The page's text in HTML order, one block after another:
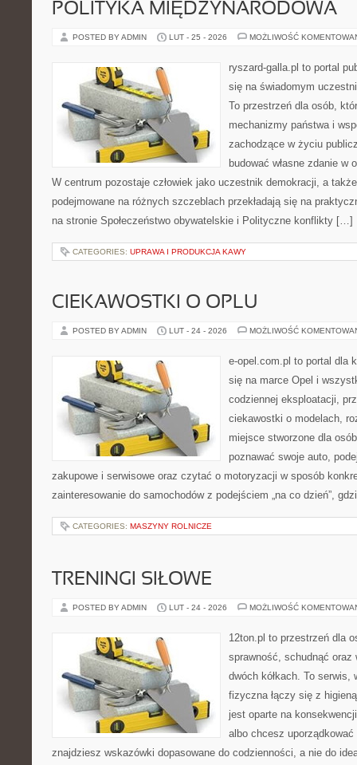
POLITYKA MIĘDZYNARODOWA
POSTED BY ADMIN LUT - 25 - 2026 MOŻLIWOŚĆ
ryszard-galla.pl to portal
się na świadomym
To przestrzeń dla osób,
mechanizmy państwa i
zachodzące w życiu
budować własne zdanie w
W centrum pozostaje człowiek jako uczestnik demokracji, a
podejmowane na różnych szczeblach przekładają się na
na stronie Społeczeństwo obywatelskie i Polityczne konflikty […]
CATEGORIES: UPRAWA I PRODUKCJA KAWY
CIEKAWOSTKI O OPLU
POSTED BY ADMIN LUT - 24 - 2026 MOŻLIWOŚĆ
e-opel.com.pl to portal dla
się na marce Opel i
codziennej eksploatacji,
ciekawostki o modelach,
miejsce stworzone dla
poznawać swoje auto,
zakupowe i serwisowe oraz czytać o motoryzacji w sposób
zainteresowanie do samochodów z podejściem „na co dzień”,
CATEGORIES: MASZYNY ROLNICZE
TRENINGI SIŁOWE
POSTED BY ADMIN LUT - 24 - 2026 MOŻLIWOŚĆ
12ton.pl to przestrzeń dla
sprawność, schudnąć oraz
dwóch kółkach. To
fizyczna łączy się z
jest oparte na
albo chcesz
znajdziesz wskazówki dopasowane do codzienności, a nie do